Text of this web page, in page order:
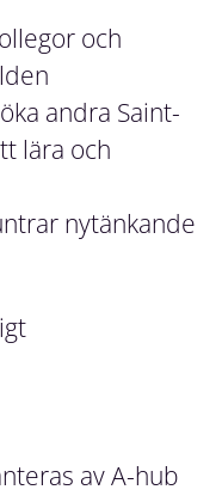
och
andra Saint-
lära och
nytänkande
av A-hub